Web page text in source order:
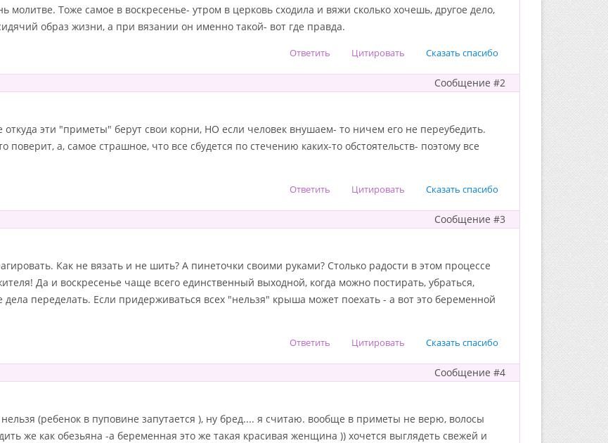
молитве. Тоже самое в воскресенье- утром в церковь сходила и вяжи сколько хочешь, другое дело,
образ жизни, а при вязании он именно такой- вот где правда.
Сказать спасибо
Цитировать
Ответить
Сообщение #2
эти "приметы" берут свои корни, НО если человек внушаем- то ничем его не переубедить.
поверит, а, самое страшное, что все сбудется по стечению каких-то обстоятельств- поэтому все
Сказать спасибо
Цитировать
Ответить
Сообщение #3
Как не вязать и не шить? А пинеточки своими руками? Столько радости в этом процессе
Да и воскресенье чаще всего единственный выходной, когда можно постирать, убраться,
дела переделать. Если придерживаться всех "нельзя" крыша может поехать - а вот это беременной
Сказать спасибо
Цитировать
Ответить
Сообщение #4
(ребенок в пуповине запутается ), ну бред.... я считаю. вообще в приметы не верю, волосы
же как обезьяна -а беременная это же такая красивая женщина )) хочется выглядеть свежей и